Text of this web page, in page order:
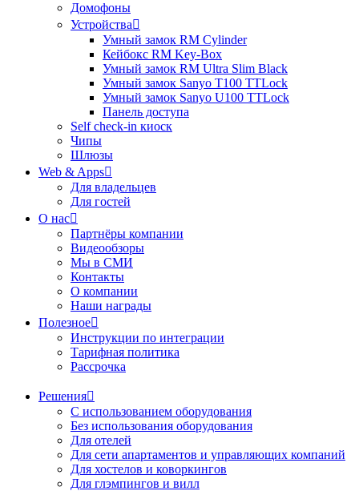
Домофоны
Устройства
Умный замок RM Cylinder
Кейбокс RM Key-Box
Умный замок RM Ultra Slim Black
Умный замок Sanyo T100 TTLock
Умный замок Sanyo U100 TTLock
Панель доступа
Self check-in киоск
Чипы
Шлюзы
Web & Apps
Для владельцев
Для гостей
О нас
Партнёры компании
Видеообзоры
Мы в СМИ
Контакты
О компании
Наши награды
Полезное
Инструкции по интеграции
Тарифная политика
Рассрочка
Решения
С использованием оборудования
Без использования оборудования
Для отелей
Для сети апартаментов и управляющих компаний
Для хостелов и коворкингов
Для глэмпингов и вилл